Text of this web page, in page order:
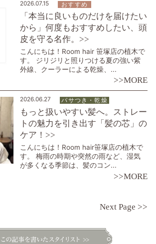
2026.07.15 おすすめ
「本当に良いものだけを届けたい
から」何度もおすすめしたい、頭
皮を守る名作。>>
こんにちは！Room hair 笹塚店の植木で
す。 ジリジリと照りつける夏の強い紫
外線、クーラーによる乾燥、...
>>MORE
2026.06.27 パサつき・乾燥
もっと扱いやすい髪へ。ストレー
トの魅力を引き出す「髪の芯」の
ケア！>>
こんにちは！Room hair笹塚店の植木で
す。 梅雨の時期や突然の雨など、湿気
が多くなる季節は、髪のコン...
>>MORE
Next Page >>